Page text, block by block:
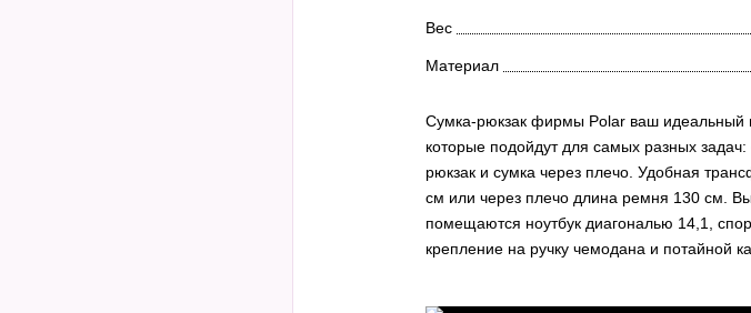
Вес
Материал
Cумка-рюкзак фирмы Polar ваш идеальный
которые подойдут для самых разных
рюкзак и сумка через плечо. Удобная
см или через плечо длина ремня 130 см.
помещаются ноутбук диагональю 14,1,
крепление на ручку чемодана и потайной